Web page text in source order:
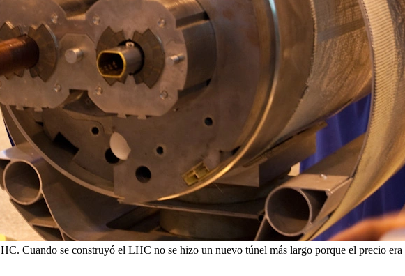
Cuando se construyó el LHC no se hizo un nuevo túnel más largo porque el precio